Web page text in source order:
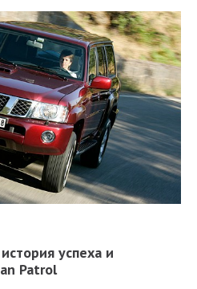
успеха и
Patrol